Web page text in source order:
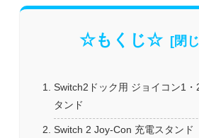
☆もくじ☆
Switch2ドック用 ジョイコン1・
タンド
Switch 2 Joy-Con 充電スタン